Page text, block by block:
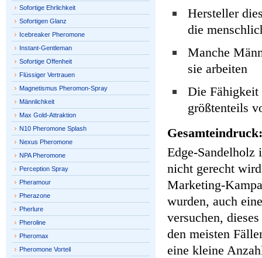
Hersteller
die
Manche
sie arbeiten
Die Fähigkeit
größtenteils
Gesamteindruck:
Edge-Sandelholz
nicht gerecht
Marketing-
wurden, auch
versuchen,
den meisten
eine kleine
Sofortige Ehrlichkeit
Sofortigen Glanz
Icebreaker Pheromone
Instant-Gentleman
Sofortige Offenheit
Flüssiger Vertrauen
Magnetismus Pheromon-Spray
Männlichkeit
Max Gold-Attraktion
N10 Pheromone Splash
Nexus Pheromone
NPA Pheromone
Perception Spray
Pheramour
Pherazone
Pherlure
Pheroline
Pheromax
Pheromone Vorteil